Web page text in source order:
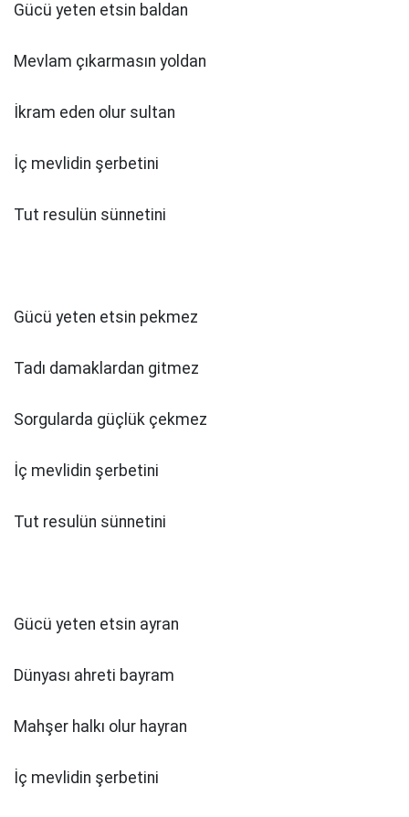
Gücü yeten etsin baldan
Mevlam çıkarmasın yoldan
İkram eden olur sultan
İç mevlidin şerbetini
Tut resulün sünnetini
Gücü yeten etsin pekmez
Tadı damaklardan gitmez
Sorgularda güçlük çekmez
İç mevlidin şerbetini
Tut resulün sünnetini
Gücü yeten etsin ayran
Dünyası ahreti bayram
Mahşer halkı olur hayran
İç mevlidin şerbetini